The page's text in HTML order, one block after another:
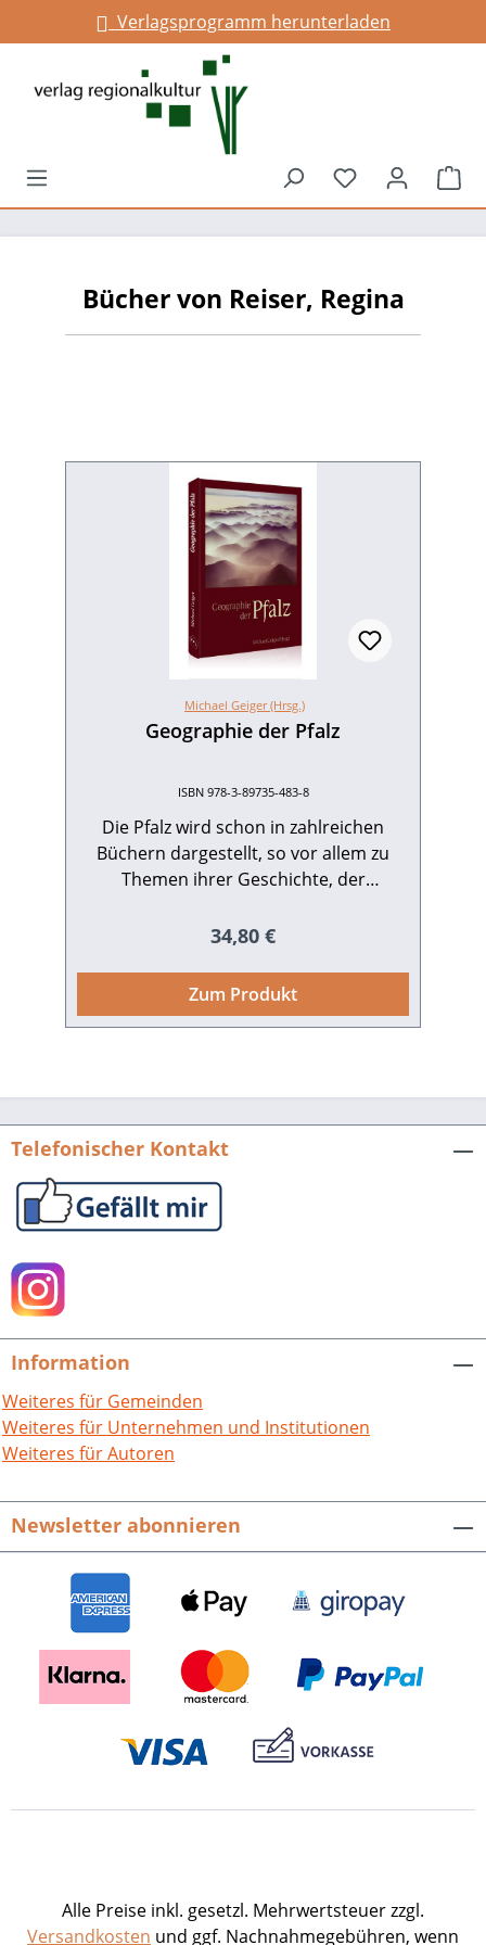
springenVerlagsprogramm herunterladen
Du hast 0
Bücher von Reiser, Regina
Michael Geiger (Hrsg.)
Geographie der Pfalz
ISBN 978-3-89735-483-8
Die Pfalz wird schon in zahlreichen
Büchern dargestellt, so vor allem zu
Themen ihrer Geschichte, der
Lebensart. Aber seit den grundlegenden
Wilhelm Heinrich Riehl und August
Pfalz aus geographischer Sicht. Diese
bis hin zum heutigen Leben der
Autoren – überwiegend Geographen,
auch Geologen, Historiker und
Bildern, Grafiken, Tabellen und Karten
ausgestattet. Für landes- und
volkskundlich Interessierte stellt es eine
wahre Fundgrube dar. Somit liegt ein
Pfalz vor. Geographie der Pfalz, hrsg.
von Michael Geiger.Veröffentlichtungen
der Pfälzischen Gesellschaft zur
Förderung der Wissenschaften, Bd. 106.
POLLICHIA-Sonderveröffentlichung Nr.
18. Geographie der Pfalz, Bd. 1.384 S. mit
615 farbigen Abb., fester Einband. ISBN
978-3-89735-483-8. EUR 34,80
Regulärer Preis:
34,80 €
Zum Produkt
Telefonischer Kontakt
Information
Weiteres für Gemeinden
Weiteres für Unternehmen und Institutionen
Weiteres für Autoren
Newsletter abonnieren
Alle Preise inkl. gesetzl. Mehrwertsteuer zzgl.
Versandkosten und ggf. Nachnahmegebühren, wenn